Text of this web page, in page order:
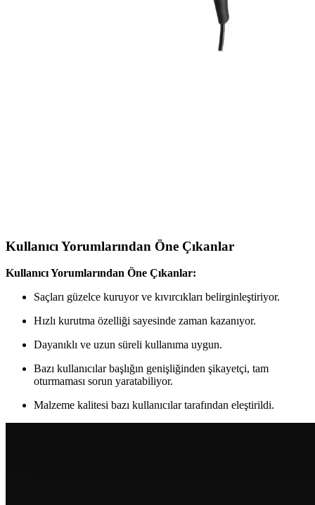
detayları sınırlı olsa da, Vestel'in yedek parça, aksesuar ve 7/24
müşteri hizmetleri ile uzun ömürlü kullanım desteği sunar.
Fakir Noble AC Saç Kurutma Makinesi: Teknik
Kullanıcı Yorumlarından Öne Çıkanlar
Kullanıcı Yorumlarından Öne Çıkanlar:
Saçları güzelce kuruyor ve kıvırcıkları belirginleştiriyor.
Hızlı kurutma özelliği sayesinde zaman kazanıyor.
Dayanıklı ve uzun süreli kullanıma uygun.
Bazı kullanıcılar başlığın genişliğinden şikayetçi, tam
oturmaması sorun yaratabiliyor.
Malzeme kalitesi bazı kullanıcılar tarafından eleştirildi.